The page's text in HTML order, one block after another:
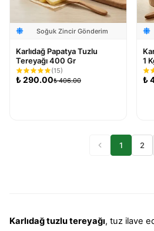
Soğuk Zincir Gönderim
Karlıdağ Papatya Tuzlu
Tereyağı 400 Gr
(15)
₺290.00₺ 406.00
1
₺
1 2
Karlıdağ tuzlu tereyağı, tuz ilave